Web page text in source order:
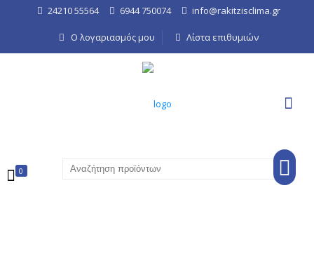
24210 55564 6944 750074 info@rakitzisclima.gr
Ο λογαριασμός μου Λίστα επιθυμιών
0